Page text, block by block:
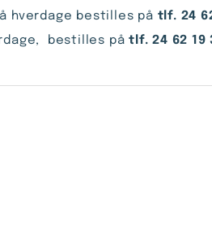
hverdage bestilles på tlf. 24
bestilles påtlf. 24 62 19